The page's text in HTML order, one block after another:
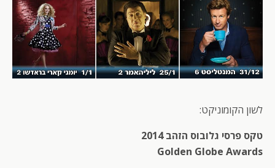
לשון הקומוניקט:
טקס פרסי גלובוס הזהב 2014
Golden Globe Awards